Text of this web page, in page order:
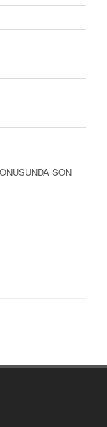
SON
Kepler